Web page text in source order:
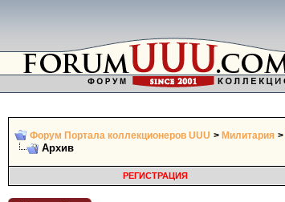
Форум Портала коллекционеров UUU > Милитария >
Архив
РЕГИСТРАЦИЯ